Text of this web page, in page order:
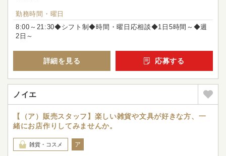
勤務時間・曜日
8:00～21:30◆シフト制◆時間・曜日応相談◆1日5時間～◆週
2日～
詳細を見る 応募する
ノイエ
【（ア）販売スタッフ】楽しい雑貨や文具が好きな方、一
緒にお店作りしてみませんか。
雑貨・コスメ ア